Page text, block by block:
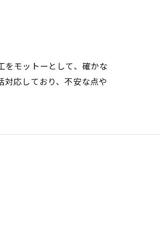
をモットーとして、確かな
応しており、不安な点や